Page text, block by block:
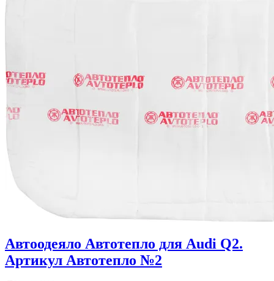
Автоодеяло Автотепло для Audi Q2.
Артикул Автотепло №2